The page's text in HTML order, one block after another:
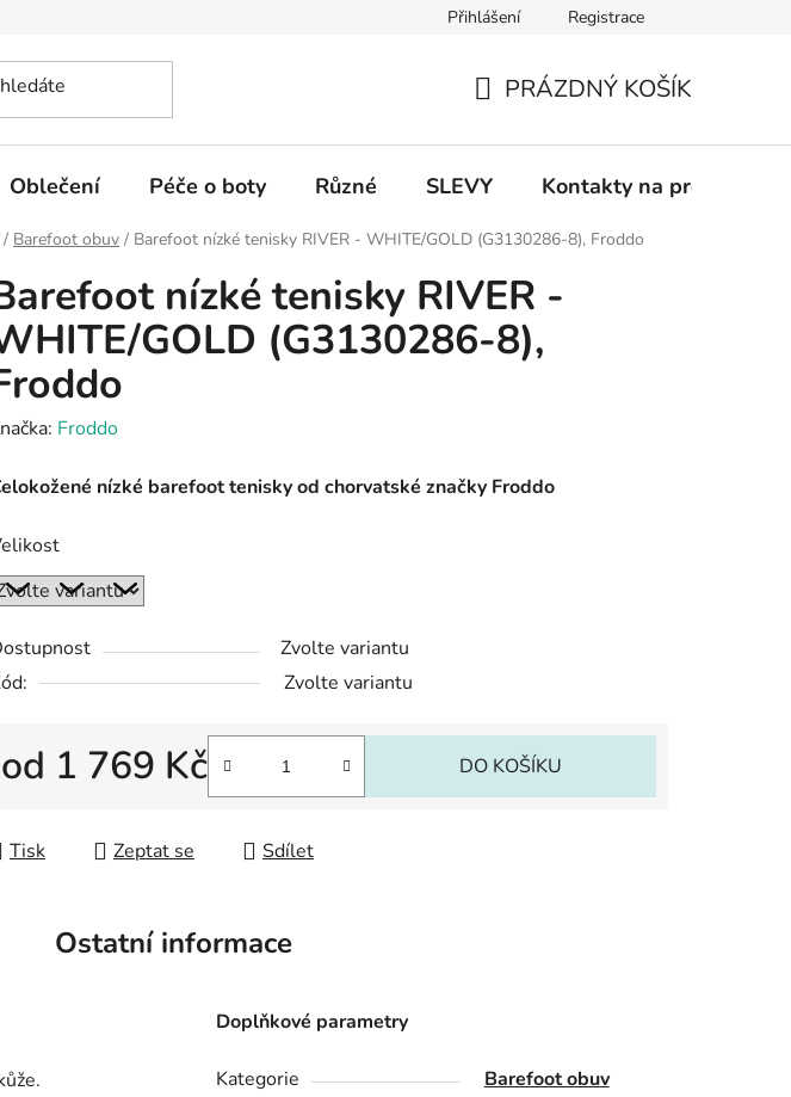
na prodejny Informace k on-line platbám Odstoupení od
Přihlášení Registrace
KOŠÍK
PRÁZDNÝ KOŠÍK
Oblečení Péče o boty Různé SLEVY Kontakty na prodejny
Domů
/ Barefoot obuv / Barefoot nízké tenisky RIVER - WHITE/GOLD (G3130286-8), Froddo
nízké tenisky RIVER -
GOLD (G3130286-8),
Froddo
nízké barefoot tenisky od chorvatské značky Froddo
Zvolte variantu
Zvolte variantu
od 1 769 Kč DO KOŠÍKU
Tisk Zeptat se Sdílet
Ostatní informace
Doplňkové parametry
Kategorie
Barefoot obuv